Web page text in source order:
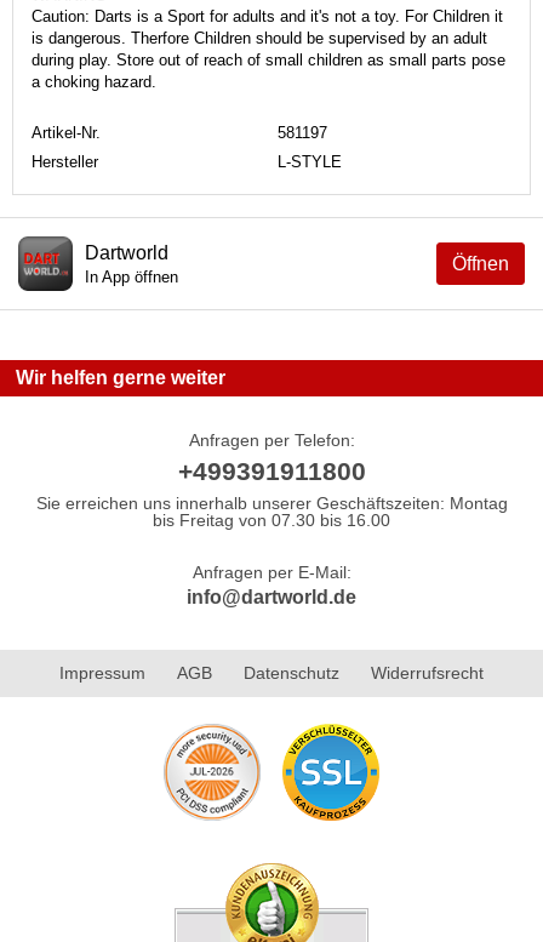
Caution: Darts is a Sport for adults and it's not a toy. For Children it
is dangerous. Therfore Children should be supervised by an adult
during play. Store out of reach of small children as small parts pose
a choking hazard.
Artikel-Nr.
581197
Hersteller
L-STYLE
Öffnen
Dartworld
In App öffnen
Wir helfen gerne weiter
Anfragen per Telefon:
+499391911800
Sie erreichen uns innerhalb unserer Geschäftszeiten: Montag
bis Freitag von 07.30 bis 16.00
Anfragen per E-Mail:
info@dartworld.de
Impressum AGB Datenschutz Widerrufsrecht